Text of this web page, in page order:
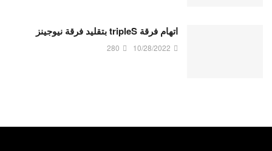
اتهام فرقة tripleS بتقليد فرقة نيوجينز
10/28/2022
280